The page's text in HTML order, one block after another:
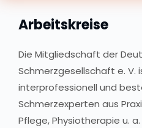
Arbeitskreise
Die Mitgliedschaft der
Schmerzgesellschaft e. V.
interprofessionell und
Schmerzexperten aus
Pflege, Physiotherapie u.